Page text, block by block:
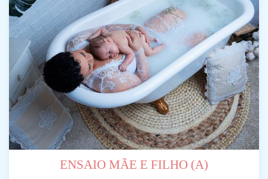
ENSAIO MÃE E FILHO (A)